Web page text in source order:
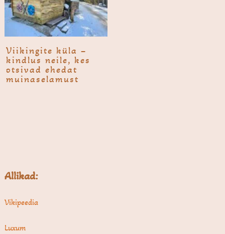
Viikingi­te küla –
kindlus neile, kes
otsivad ehedat
muinaselamust
Allikad:
Vikipeedia
Luxum